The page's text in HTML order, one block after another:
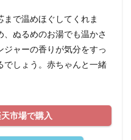
で温めほぐしてくれま
ぬるめのお湯でも温かさ
ャーの香りが気分をすっ
でしょう。赤ちゃんと一緒
市場で購入